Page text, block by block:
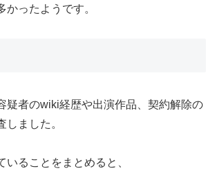
かったようです。
疑者のwiki経歴や出演作品、契約解除の
しました。
いることをまとめると、